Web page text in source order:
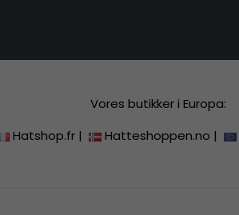
Vores butikker i Europa:
Hatshop.fr | Hatteshoppen.no |